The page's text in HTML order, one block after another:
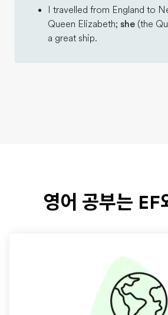
I travelled from England to
Queen Elizabeth; she (the
a great ship.
영어 공부는 EF